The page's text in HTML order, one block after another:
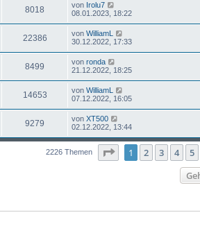
8018 von Irolu7
08.01.2023, 18:22
22386 von WilliamL
30.12.2022, 17:33
8499 von ronda
21.12.2022, 18:25
14653 von WilliamL
07.12.2022, 16:05
9279 von XT500
02.12.2022, 13:44
2226 Themen Seite von45
1 2 3 4 5